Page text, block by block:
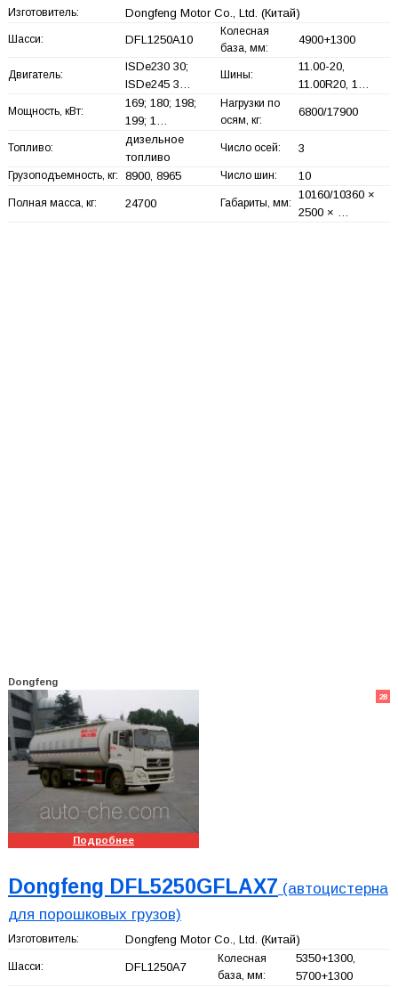
Изготовитель: Dongfeng Motor Co., Ltd. (Китай)
Шасси: DFL1250A10
Колесная
база, мм:
4900+1300
Двигатель:
ISDe230 30;
ISDe245 3…
Шины:
11.00-20,
11.00R20, 1…
Мощность, кВт:
169; 180; 198;
199; 1…
Нагрузки по
осям, кг:
6800/17900
Топливо:
дизельное
топливо
Число осей: 3
Грузоподъемность, кг: 8900, 8965 Число шин: 10
Полная масса, кг: 24700 Габариты, мм:
10160/10360 ×
2500 × …
Dongfeng
28
Подробнее
Dongfeng DFL5250GFLAX7 (автоцистерна
для порошковых грузов)
Изготовитель: Dongfeng Motor Co., Ltd. (Китай)
Шасси: DFL1250A7
Колесная
база, мм:
5350+1300,
5700+1300